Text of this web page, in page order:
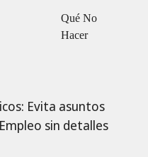
Qué No
Hacer
Evita asuntos
sin detalles